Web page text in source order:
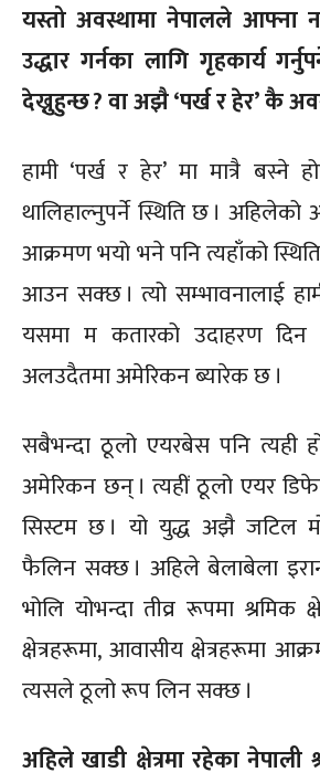
यस्तो अवस्थामा नेपालले आफ्ना
उद्धार गर्नका लागि गृहकार्य
देख्नुहुन्छ ? वा अझै ‘पर्ख र हेर’ कै
हामी ‘पर्ख र हेर’ मा मात्रै बस्ने
थालिहाल्नुपर्ने स्थिति छ ।
आक्रमण भयो भने पनि त्यहाँको
आउन सक्छ । त्यो सम्भावनालाई
यसमा म कतारको उदाहरण दिन
अलउदैतमा अमेरिकन ब्यारेक छ ।
सबैभन्दा ठूलो एयरबेस पनि त्यही
अमेरिकन छन् । त्यहीं ठूलो एयर
सिस्टम छ । यो युद्ध अझै जटिल
फैलिन सक्छ । अहिले बेलाबेला
भोलि योभन्दा तीव्र रूपमा श्रमिक
क्षेत्रहरूमा, आवासीय क्षेत्रहरूमा
त्यसले ठूलो रूप लिन सक्छ ।
अहिले खाडी क्षेत्रमा रहेका नेपाली